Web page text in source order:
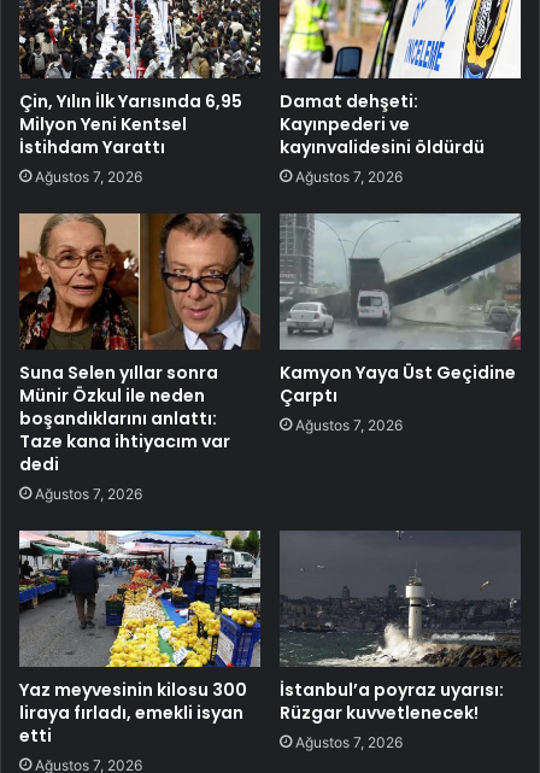
Çin, Yılın İlk Yarısında 6,95
Milyon Yeni Kentsel
İstihdam Yarattı
Ağustos 7, 2026
Damat dehşeti:
Kayınpederi ve
kayınvalidesini öldürdü
Ağustos 7, 2026
Suna Selen yıllar sonra
Münir Özkul ile neden
boşandıklarını anlattı:
Taze kana ihtiyacım var
dedi
Ağustos 7, 2026
Kamyon Yaya Üst Geçidine
Çarptı
Ağustos 7, 2026
Yaz meyvesinin kilosu 300
liraya fırladı, emekli isyan
etti
Ağustos 7, 2026
İstanbul’a poyraz uyarısı:
Rüzgar kuvvetlenecek!
Ağustos 7, 2026